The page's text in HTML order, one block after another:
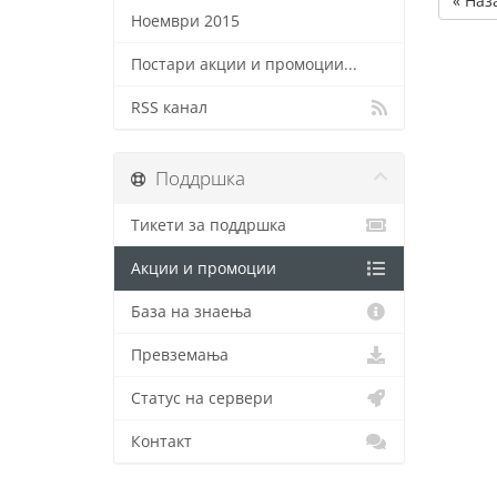
Ноември 2015
Постари акции и промоции...
RSS канал
Поддршка
Тикети за поддршка
Акции и промоции
База на знаења
Превземања
Статус на сервери
Контакт